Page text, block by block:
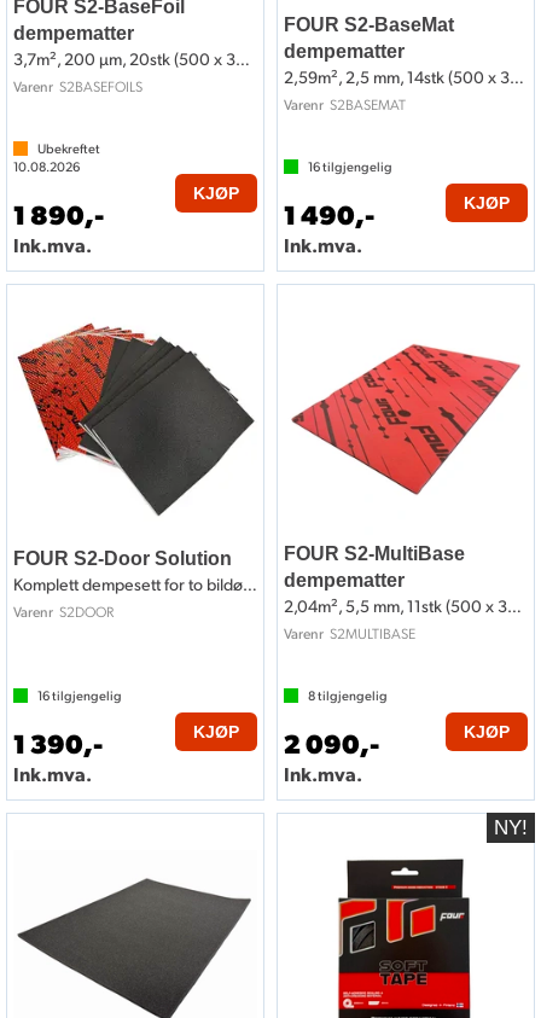
FOUR S2-BaseFoil
dempematter
3,7m², 200 µm, 20stk (500 x 370)
Varenr S2BASEFOILS
Ubekreftet
10.08.2026
1 890,-
Ink.mva.
KJØP
FOUR S2-BaseMat
dempematter
2,59m², 2,5 mm, 14stk (500 x 370)
Varenr S2BASEMAT
16tilgjengelig
1 490,-
Ink.mva.
KJØP
FOUR S2-Door Solution
Komplett dempesett for to bildører
Varenr S2DOOR
16tilgjengelig
1 390,-
Ink.mva.
KJØP
FOUR S2-MultiBase
dempematter
2,04m², 5,5 mm, 11stk (500 x 370)
Varenr S2MULTIBASE
8tilgjengelig
2 090,-
Ink.mva.
KJØP